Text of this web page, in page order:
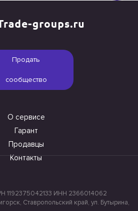
Продать
сообщество
О сервисе
Гарант
Продавцы
Контакты
ИНН 2366014062
Ставропольский край, ул. Бутырина,